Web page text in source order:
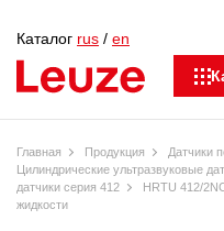
Каталог rus / en
Главная Продукция Датчики
Цилиндрические ультразвуковые
датчики серия 412
HRTU 412/
жидкости